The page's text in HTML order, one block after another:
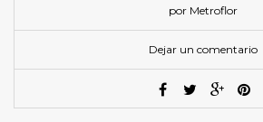
por Metroflor
Dejar un comentario